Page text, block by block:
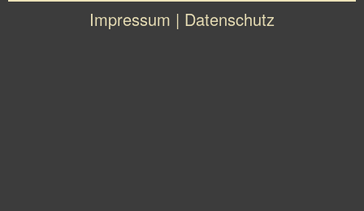
Impressum | Datenschutz